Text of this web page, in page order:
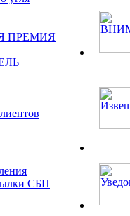
ПРЕМИЯ
СБП